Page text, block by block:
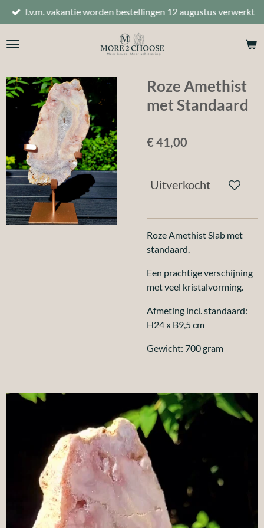
Ga
direct
naar
I.v.m. vakantie worden bestellingen 12 augustus verwerkt
Roze Amethist
met Standaard
€ 41,00
Uitverkocht
Roze Amethist Slab met
standaard.
Een prachtige verschijning
met veel kristalvorming.
Afmeting incl. standaard:
H24 x B9,5 cm
Gewicht: 700 gram